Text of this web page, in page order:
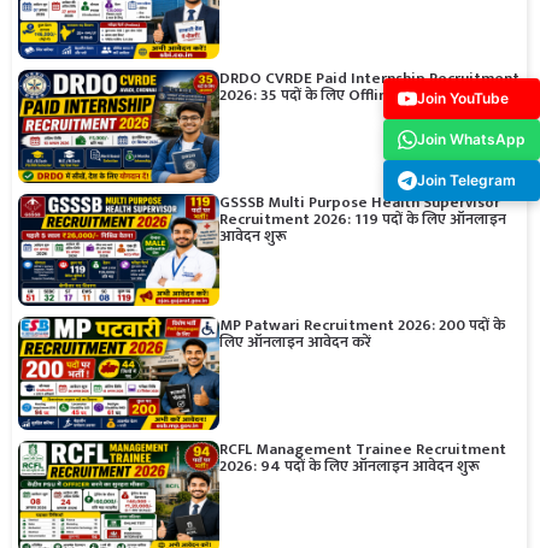
DRDO CVRDE Paid Internship Recruitment
2026: 35 पदों के लिए Offline आवेदन करें
GSSSB Multi Purpose Health Supervisor
Recruitment 2026: 119 पदों के लिए ऑनलाइन
आवेदन शुरू
MP Patwari Recruitment 2026: 200 पदों के
लिए ऑनलाइन आवेदन करें
RCFL Management Trainee Recruitment
2026: 94 पदों के लिए ऑनलाइन आवेदन शुरू
Join YouTube
Join WhatsApp
Join Telegram